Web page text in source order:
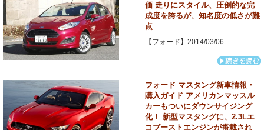
価 走りにスタイル、圧倒的な完
成度を誇るが、知名度の低さが難
点
【フォード】2014/03/06
フォード マスタング新車情報・
購入ガイド アメリカンマッスル
カーもついにダウンサイジング
化！ 新型マスタングに、2.3Lエ
コブーストエンジンが搭載され